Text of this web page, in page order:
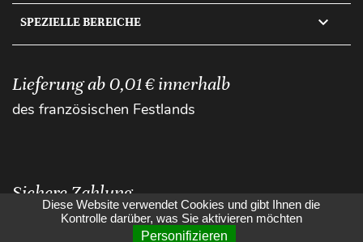
SPEZIELLE BEREICHE 
Lieferung ab 0,01 € innerhalb
des französischen Festlands
Sichere Zahlung
Diese Website verwendet Cookies und gibt Ihnen die
Kontrolle darüber, was Sie aktivieren möchten
Personifizieren